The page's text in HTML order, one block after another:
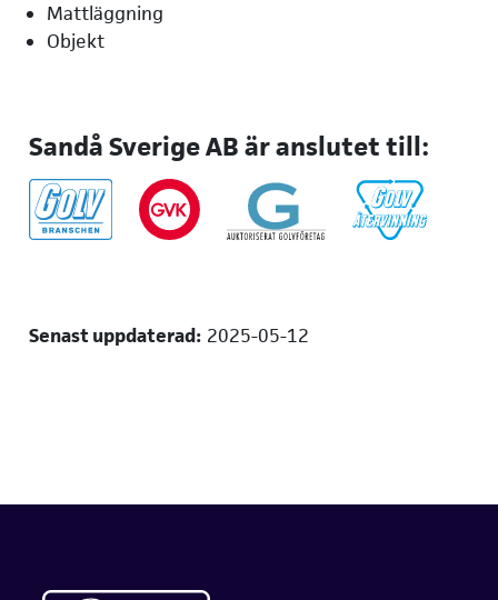
Mattläggning
Objekt
Sandå Sverige AB är anslutet till:
Senast uppdaterad: 2025-05-12